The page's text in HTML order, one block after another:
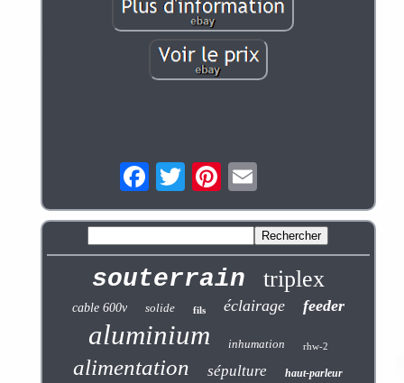
souterrain triplex
cable 600v solide fils éclairage feeder
aluminium inhumation rhw-2
alimentation sépulture haut-parleur